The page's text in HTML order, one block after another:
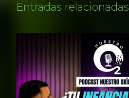
Entradas relacionadas